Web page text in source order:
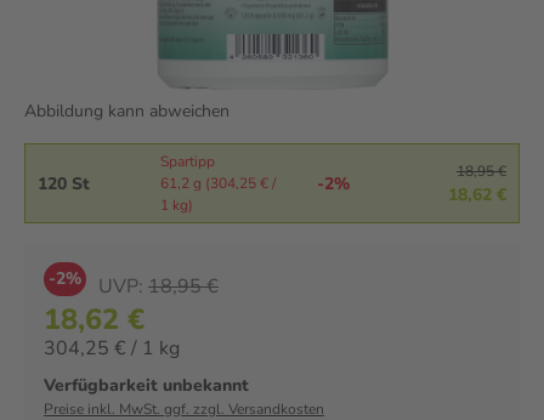
Abbildung kann abweichen
120 St
Spartipp
61,2 g (304,25 € /
1 kg)
-2%
18,95 €
18,62 €
-2% UVP: 18,95 €
18,62 €
304,25 € / 1 kg
Verfügbarkeit unbekannt
Preise inkl. MwSt. ggf. zzgl. Versandkosten